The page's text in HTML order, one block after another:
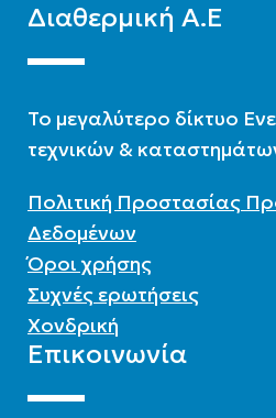
Διαθερμική Α.Ε
To μεγαλύτερο δίκτυο
τεχνικών &
Πολιτική Προστασίας
Δεδομένων
Όροι χρήσης
Συχνές ερωτήσεις
Χονδρική
Επικοινωνία